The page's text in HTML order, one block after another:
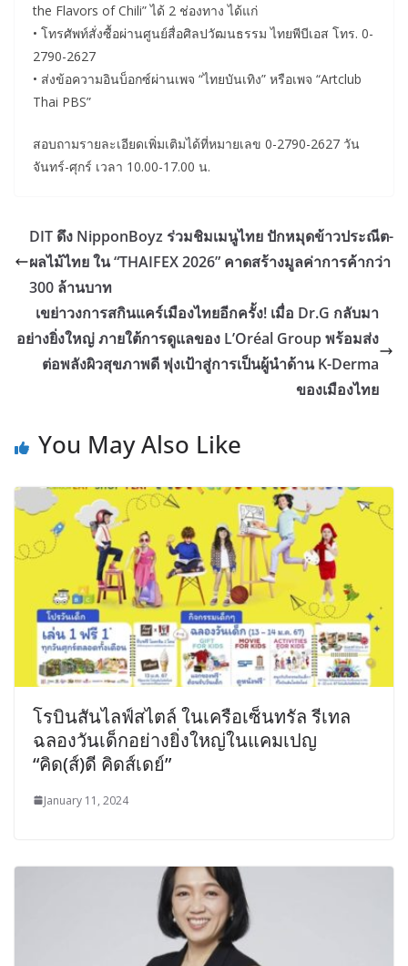
the Flavors of Chili” ได้ 2 ช่องทาง ได้แก่
• โทรศัพท์สั่งซื้อผ่านศูนย์สื่อศิลปวัฒนธรรม ไทยพีบีเอส โทร. 0-
2790-2627
• ส่งข้อความอินบ็อกซ์ผ่านเพจ “ไทยบันเทิง” หรือเพจ “Artclub
Thai PBS”
สอบถามรายละเอียดเพิ่มเติมได้ที่หมายเลข 0-2790-2627 วัน
จันทร์-ศุกร์ เวลา 10.00-17.00 น.
DIT ดึง NipponBoyz ร่วมชิมเมนูไทย ปักหมุดข้าวประณีต-
ผลไม้ไทย ใน “THAIFEX 2026” คาดสร้างมูลค่าการค้ากว่า
300 ล้านบาท
เขย่าวงการสกินแคร์เมืองไทยอีกครั้ง! เมื่อ Dr.G กลับมา
อย่างยิ่งใหญ่ ภายใต้การดูแลของ L’Oréal Group พร้อมส่ง
ต่อพลังผิวสุขภาพดี พุ่งเป้าสู่การเป็นผู้นำด้าน K-Derma
ของเมืองไทย
You May Also Like
โรบินสันไลฟ์สไตล์ ในเครือเซ็นทรัล รีเทล
ฉลองวันเด็กอย่างยิ่งใหญ่ในแคมเปญ
“คิด(ส์)ดี คิดส์เดย์”
January 11, 2024